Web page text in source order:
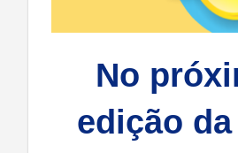
No
edição